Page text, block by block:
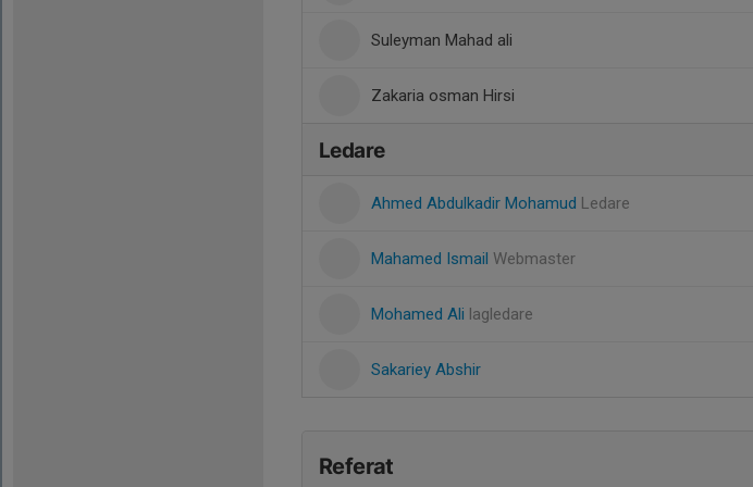
Suleyman Mahad ali
Zakaria osman Hirsi
Ledare
Ahmed Abdulkadir Mohamud Ledare
Mahamed Ismail Webmaster
Mohamed Ali lagledare
Sakariey Abshir
Referat